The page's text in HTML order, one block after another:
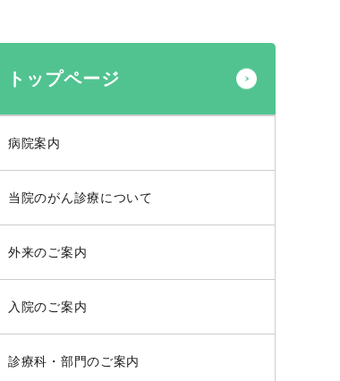
トップページ
病院案内
当院のがん診療について
外来のご案内
入院のご案内
診療科・部門のご案内